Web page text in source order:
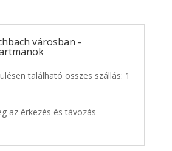
városban -
található összes szállás: 1
az érkezés és távozás